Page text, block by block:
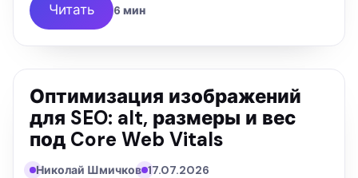
Читать 6 мин
Оптимизация изображений
для SEO: alt, размеры и вес
под Core Web Vitals
Николай Шмичков 17.07.2026